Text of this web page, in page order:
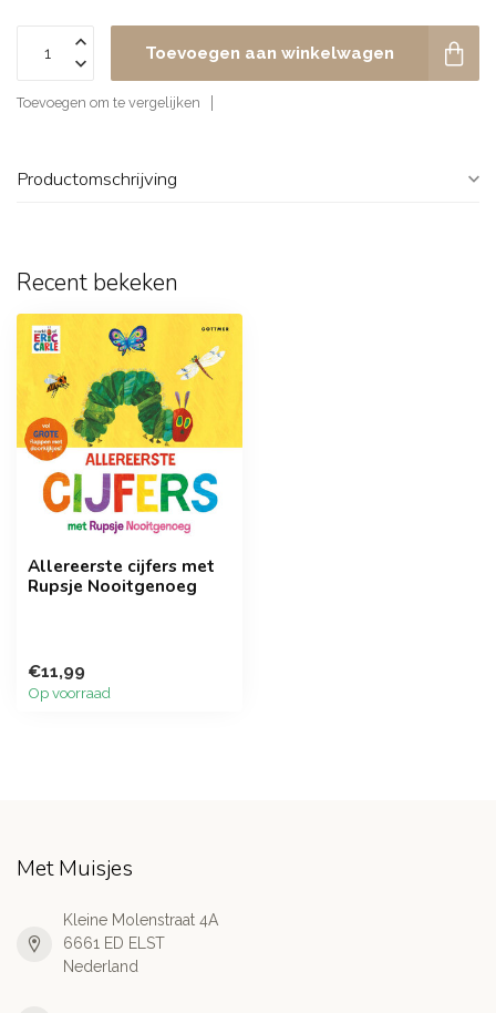
Toevoegen aan winkelwagen
Toevoegen om te vergelijken
Productomschrijving
Recent bekeken
Allereerste cijfers met
Rupsje Nooitgenoeg
€11,99
Op voorraad
Met Muisjes
Kleine Molenstraat 4A
6661 ED ELST
Nederland